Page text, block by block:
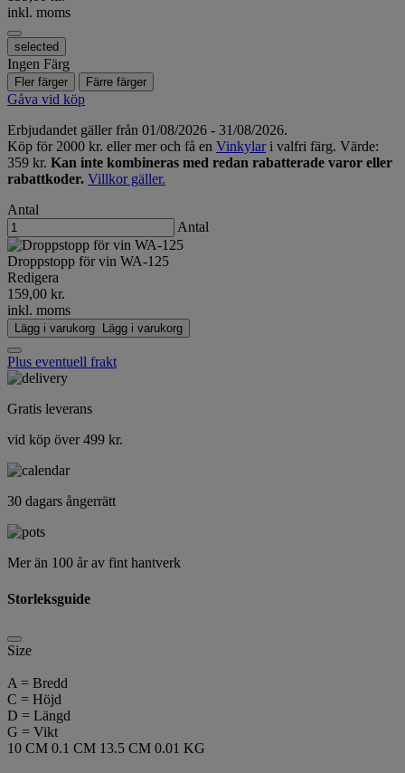
inkl. moms
selected
Ingen Färg
Fler färger Färre färger
Gåva vid köp
Erbjudandet gäller från 01/08/2026 - 31/08/2026.
Köp för 2000 kr. eller mer och få en Vinkylari valfri färg. Värde:
359 kr. Kan inte kombineras med redan rabatterade varor eller
rabattkoder. Villkor gäller.
Antal
Antal
Droppstopp för vin WA-125
Redigera
159,00 kr.
inkl. moms
Lägg i varukorg Lägg i varukorg
Plus eventuell frakt
Gratis leverans
vid köp över 499 kr.
30 dagars ångerrätt
Mer än 100 år av fint hantverk
Storleksguide
Size
A = Bredd
C = Höjd
D = Längd
G = Vikt
10 CM 0.1 CM 13.5 CM 0.01 KG